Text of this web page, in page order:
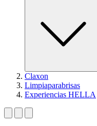
Claxon
Limpiaparabrisas
Experiencias HELLA